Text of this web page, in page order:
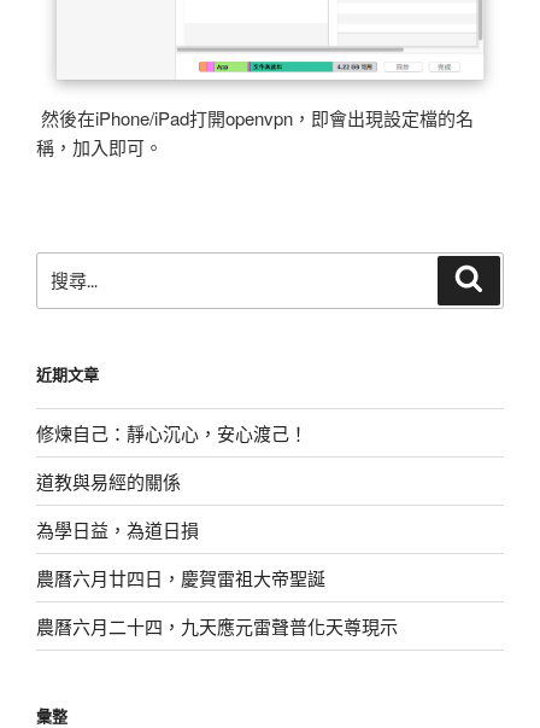
然後在iPhone/iPad打開openvpn，即會出現設定檔的名
稱，加入即可。
尋
字:
近期文章
修煉自己：靜心沉心，安心渡己！
道教與易經的關係
為學日益，為道日損
農曆六月廿四日，慶賀雷祖大帝聖誕
農曆六月二十四，九天應元雷聲普化天尊現示
彙整